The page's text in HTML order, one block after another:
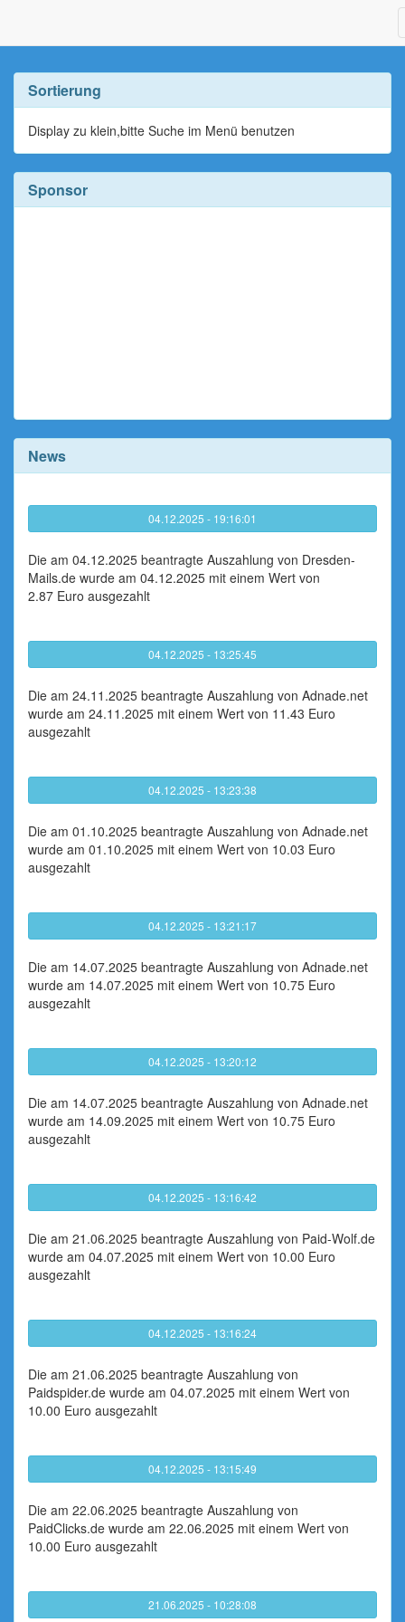
Sortierung
Display zu klein,bitte Suche im Menü benutzen
Sponsor
News
04.12.2025 - 19:16:01
Die am 04.12.2025 beantragte Auszahlung von Dresden-
Mails.de wurde am 04.12.2025 mit einem Wert von
2.87 Euro ausgezahlt
04.12.2025 - 13:25:45
Die am 24.11.2025 beantragte Auszahlung von Adnade.net
wurde am 24.11.2025 mit einem Wert von 11.43 Euro
ausgezahlt
04.12.2025 - 13:23:38
Die am 01.10.2025 beantragte Auszahlung von Adnade.net
wurde am 01.10.2025 mit einem Wert von 10.03 Euro
ausgezahlt
04.12.2025 - 13:21:17
Die am 14.07.2025 beantragte Auszahlung von Adnade.net
wurde am 14.07.2025 mit einem Wert von 10.75 Euro
ausgezahlt
04.12.2025 - 13:20:12
Die am 14.07.2025 beantragte Auszahlung von Adnade.net
wurde am 14.09.2025 mit einem Wert von 10.75 Euro
ausgezahlt
04.12.2025 - 13:16:42
Die am 21.06.2025 beantragte Auszahlung von Paid-Wolf.de
wurde am 04.07.2025 mit einem Wert von 10.00 Euro
ausgezahlt
04.12.2025 - 13:16:24
Die am 21.06.2025 beantragte Auszahlung von
Paidspider.de wurde am 04.07.2025 mit einem Wert von
10.00 Euro ausgezahlt
04.12.2025 - 13:15:49
Die am 22.06.2025 beantragte Auszahlung von
PaidClicks.de wurde am 22.06.2025 mit einem Wert von
10.00 Euro ausgezahlt
21.06.2025 - 10:28:08